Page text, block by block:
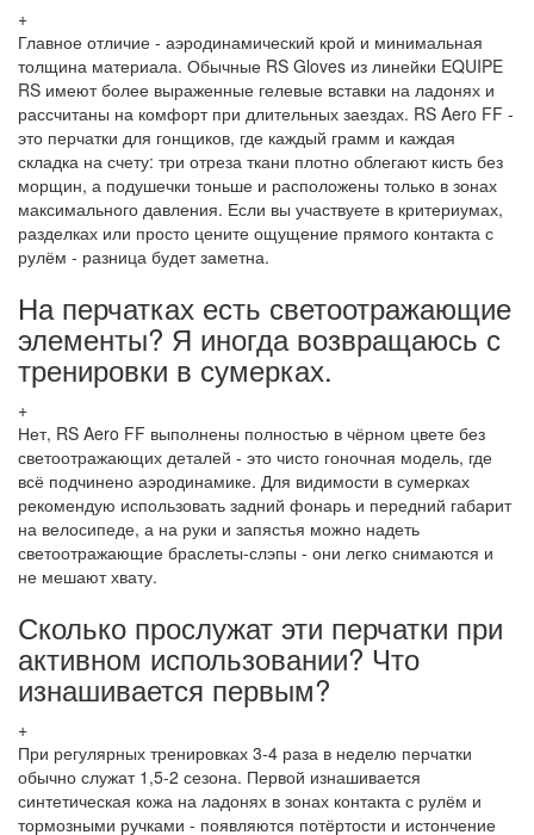
+
Главное отличие - аэродинамический крой и минимальная
толщина материала. Обычные RS Gloves из линейки EQUIPE
RS имеют более выраженные гелевые вставки на ладонях и
рассчитаны на комфорт при длительных заездах. RS Aero FF -
это перчатки для гонщиков, где каждый грамм и каждая
складка на счету: три отреза ткани плотно облегают кисть без
морщин, а подушечки тоньше и расположены только в зонах
максимального давления. Если вы участвуете в критериумах,
разделках или просто цените ощущение прямого контакта с
рулём - разница будет заметна.
На перчатках есть светоотражающие
элементы? Я иногда возвращаюсь с
тренировки в сумерках.
+
Нет, RS Aero FF выполнены полностью в чёрном цвете без
светоотражающих деталей - это чисто гоночная модель, где
всё подчинено аэродинамике. Для видимости в сумерках
рекомендую использовать задний фонарь и передний габарит
на велосипеде, а на руки и запястья можно надеть
светоотражающие браслеты-слэпы - они легко снимаются и
не мешают хвату.
Сколько прослужат эти перчатки при
активном использовании? Что
изнашивается первым?
+
При регулярных тренировках 3-4 раза в неделю перчатки
обычно служат 1,5-2 сезона. Первой изнашивается
синтетическая кожа на ладонях в зонах контакта с рулём и
тормозными ручками - появляются потёртости и истончение